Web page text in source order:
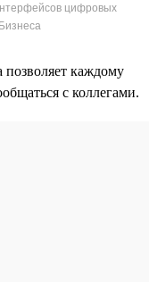
цифровых
позволяет каждому
с коллегами.